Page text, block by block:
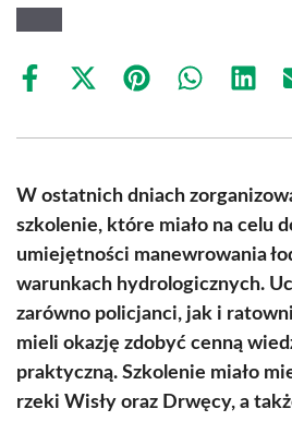
Share
Share
(Twitter)
Share Share Share
W ostatnich dniach
szkolenie, które miało na celu
umiejętności manewrowania
warunkach hydrologicznych.
zarówno policjanci, jak i
mieli okazję zdobyć cenną
praktyczną. Szkolenie miało
rzeki Wisły oraz Drwęcy, a